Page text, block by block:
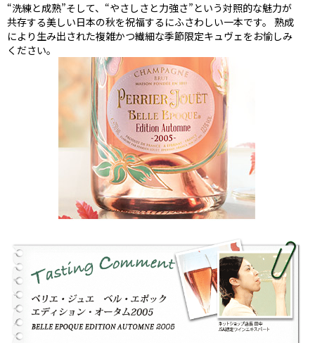
“洗練と成熟”そして、“やさしさと力強さ”という対照的な魅力が
共存する美しい日本の秋を祝福するにふさわしい一本です。 熟成
により生み出された複雑かつ繊細な季節限定キュヴェをお愉しみ
ください。